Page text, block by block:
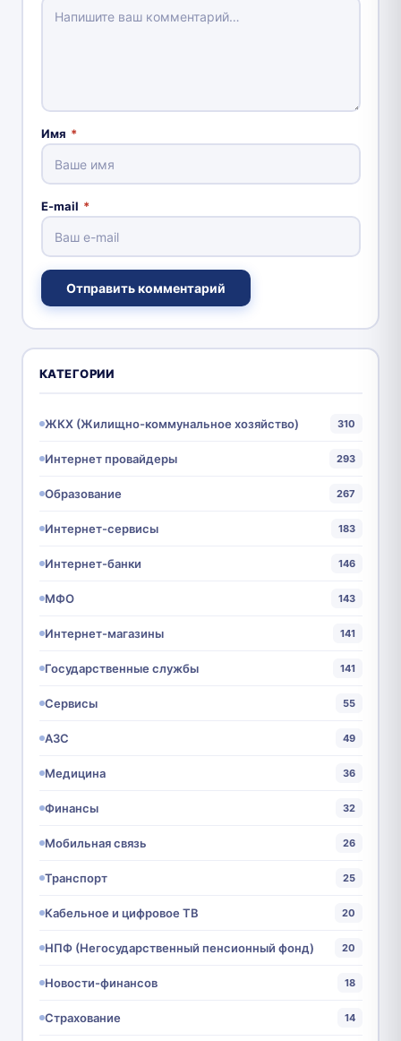
Имя *
E-mail *
Отправить комментарий
КАТЕГОРИИ
ЖКХ (Жилищно-коммунальное хозяйство) 310
Интернет провайдеры 293
Образование 267
Интернет-сервисы 183
Интернет-банки 146
МФО 143
Интернет-магазины 141
Государственные службы 141
Сервисы 55
АЗС 49
Медицина 36
Финансы 32
Мобильная связь 26
Транспорт 25
Кабельное и цифровое ТВ 20
НПФ (Негосударственный пенсионный фонд) 20
Новости-финансов 18
Страхование 14